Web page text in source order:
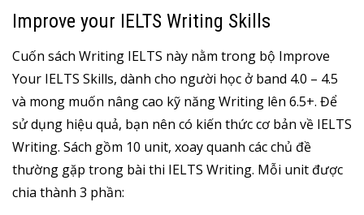
Improve your IELTS Writing Skills
Cuốn sách Writing IELTS này nằm trong bộ Improve
Your IELTS Skills, dành cho người học ở band 4.0 – 4.5
và mong muốn nâng cao kỹ năng Writing lên 6.5+. Để
sử dụng hiệu quả, bạn nên có kiến thức cơ bản về IELTS
Writing. Sách gồm 10 unit, xoay quanh các chủ đề
thường gặp trong bài thi IELTS Writing. Mỗi unit được
chia thành 3 phần: